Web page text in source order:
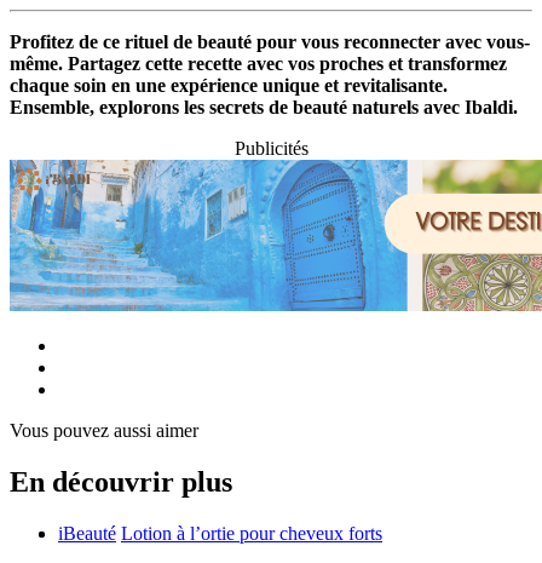
Profitez de ce rituel de beauté pour vous reconnecter avec vous-
même. Partagez cette recette avec vos proches et transformez
chaque soin en une expérience unique et revitalisante.
Ensemble, explorons les secrets de beauté naturels avec Ibaldi.
Publicités
Vous pouvez aussi aimer
En découvrir plus
iBeauté Lotion à l’ortie pour cheveux forts